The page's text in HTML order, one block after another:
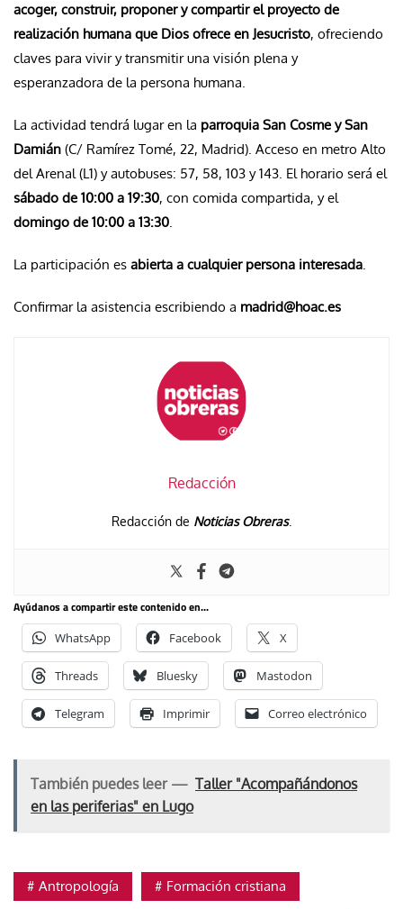
acoger, construir, proponer y compartir el proyecto de
realización humana que Dios ofrece en Jesucristo, ofreciendo
claves para vivir y transmitir una visión plena y
esperanzadora de la persona humana.
La actividad tendrá lugar en la parroquia San Cosme y San
Damián (C/ Ramírez Tomé, 22, Madrid). Acceso en metro Alto
del Arenal (L1) y autobuses: 57, 58, 103 y 143. El horario será el
sábado de 10:00 a 19:30, con comida compartida, y el
domingo de 10:00 a 13:30.
La participación es abierta a cualquier persona interesada.
Confirmar la asistencia escribiendo a madrid@hoac.es
Redacción
Redacción de Noticias Obreras.
Ayúdanos a compartir este contenido en...
WhatsApp Facebook X
Threads Bluesky Mastodon
Telegram Imprimir Correo electrónico
También puedes leer — Taller "Acompañándonos
en las periferias" en Lugo
Antropología Formación cristiana